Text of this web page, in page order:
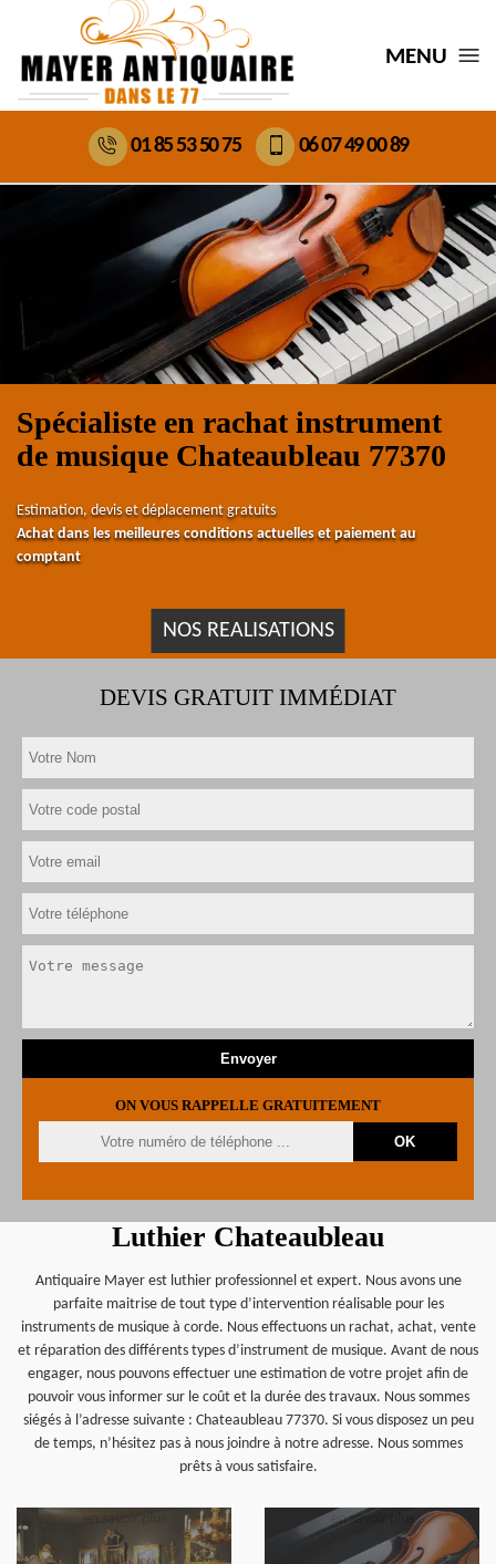
MENU
01 85 53 50 75 06 07 49 00 89
Spécialiste en rachat instrument
de musique Chateaubleau 77370
Estimation, devis et déplacement gratuits
Achat dans les meilleures conditions actuelles et paiement au
comptant
NOS REALISATIONS
DEVIS GRATUIT IMMÉDIAT
ON VOUS RAPPELLE GRATUITEMENT
Luthier Chateaubleau
Antiquaire Mayer est luthier professionnel et expert. Nous avons une
parfaite maitrise de tout type d’intervention réalisable pour les
instruments de musique à corde. Nous effectuons un rachat, achat, vente
et réparation des différents types d’instrument de musique. Avant de nous
engager, nous pouvons effectuer une estimation de votre projet afin de
pouvoir vous informer sur le coût et la durée des travaux. Nous sommes
siégés à l’adresse suivante : Chateaubleau 77370. Si vous disposez un peu
de temps, n’hésitez pas à nous joindre à notre adresse. Nous sommes
prêts à vous satisfaire.
en savoir plus en savoir plus